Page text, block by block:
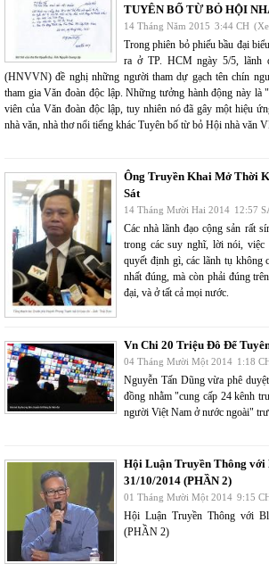
TUYÊN BỐ TỪ BỎ HỘI
14 Tháng Năm 2015 3:44 CH
Trong phiên bỏ phiếu bầu đại
ra ở TP. HCM ngày 5/5, lãnh
(HNVVN) đề nghị những người tham dự gạch tên chín
tham gia Văn đoàn độc lập. Những tưởng hành động này là
viên của Văn đoàn độc lập, tuy nhiên nó đã gây một hiệu
nhà văn, nhà thơ nổi tiếng khác Tuyên bố từ bỏ Hội nhà văn
Ông Truyền Khai Mở Thời
Sát
14 Tháng Mười Hai 2014 12:57
Các nhà lãnh đạo cộng sản rất
trong các suy nghĩ, lời nói,
quyết định gì, các lãnh tụ không
nhất đúng, mà còn phải đúng
đại, và ở tất cả mọi nước.
Vn Chi 20 Triệu Đô Để
04 Tháng Mười Một 2014 1:18
Nguyễn Tấn Dũng vừa phê
đồng nhằm "cung cấp 24 kênh
người Việt Nam ở nước ngoài"
Hội Luận Truyền Thông
31/10/2014 (PHẦN 2)
01 Tháng Mười Một 2014 9:15
Hội Luận Truyền Thông với
(PHẦN 2)